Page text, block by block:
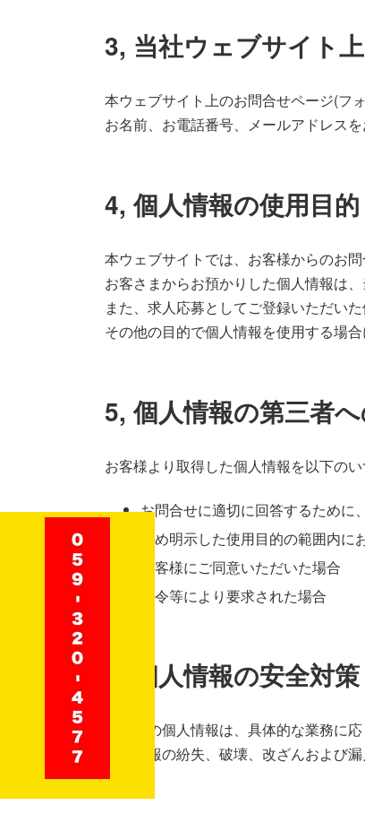
3, 当社ウェブサイト
本ウェブサイト上のお問合せページ(フ
お名前、お電話番号、メールアドレス
4, 個人情報の使用目的
本ウェブサイトでは、お客様からのお
お客さまからお預かりした個人情報は
また、求人応募としてご登録いただい
その他の目的で個人情報を使用する場
5, 個人情報の第三者
お客様より取得した個人情報を以下の
お問合せに適切に回答するために
予め明示した使用目的の範囲内
お客様にご同意いただいた場合
法令等により要求された場合
6, 個人情報の安全対策
お客様の個人情報は、具体的な業務に
個人情報の紛失、破壊、改ざんおよび